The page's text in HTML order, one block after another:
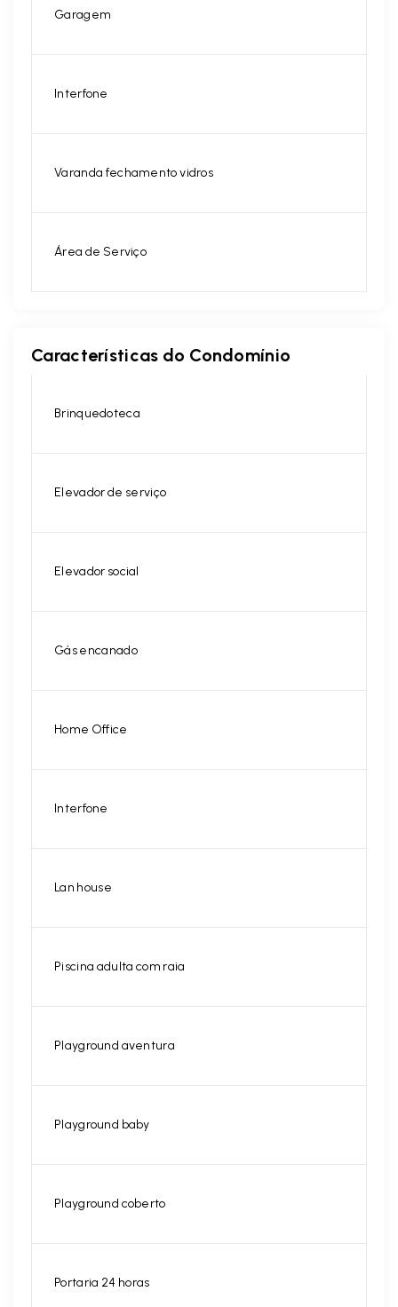
Garagem
Interfone
Varanda fechamento vidros
Área de Serviço
Características do Condomínio
Brinquedoteca
Elevador de serviço
Elevador social
Gás encanado
Home Office
Interfone
Lan house
Piscina adulta com raia
Playground aventura
Playground baby
Playground coberto
Portaria 24 horas